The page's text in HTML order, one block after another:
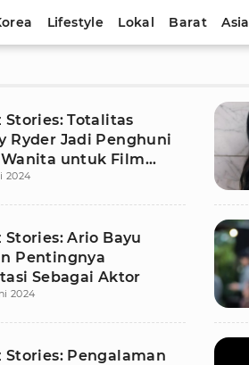
Lifestyle Lokal Barat Asia
Stories: Totalitas
Ryder Jadi Penghuni
untuk Film
2024
Stories: Ario Bayu
Pentingnya
Sebagai Aktor
2024
Stories: Pengalaman